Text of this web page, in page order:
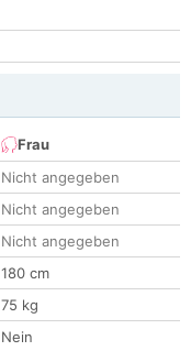
Frau
Nicht angegeben
Nicht angegeben
Nicht angegeben
180 cm
75 kg
Nein